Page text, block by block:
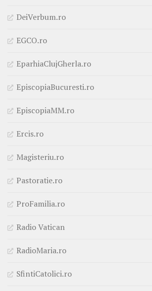
DeiVerbum.ro
EGCO.ro
EparhiaClujGherla.ro
EpiscopiaBucuresti.ro
EpiscopiaMM.ro
Ercis.ro
Magisteriu.ro
Pastoratie.ro
ProFamilia.ro
Radio Vatican
RadioMaria.ro
SfintiCatolici.ro